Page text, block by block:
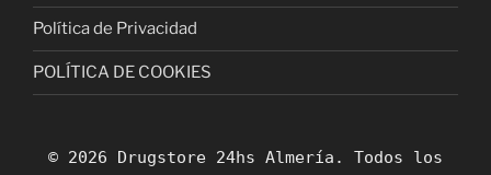
Política de Privacidad
POLÍTICA DE COOKIES
© 2026 Drugstore 24hs Almería. Todos los